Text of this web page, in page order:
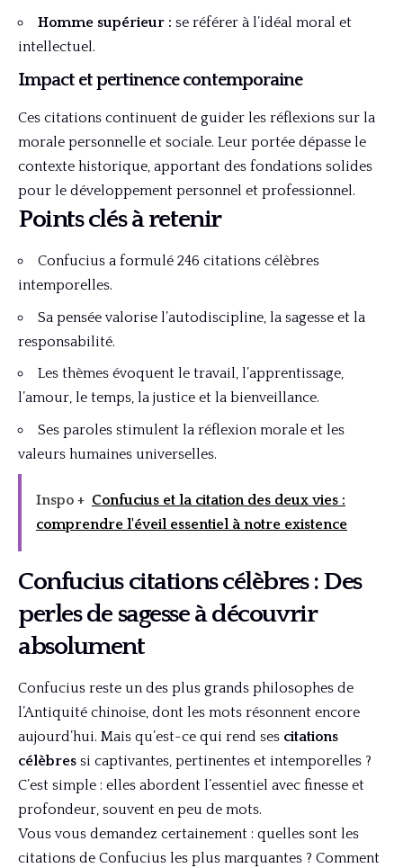
Homme supérieur : se référer à l’idéal moral et
intellectuel.
Impact et pertinence contemporaine
Ces citations continuent de guider les réflexions sur la
morale personnelle et sociale. Leur portée dépasse le
contexte historique, apportant des fondations solides
pour le développement personnel et professionnel.
Points clés à retenir
Confucius a formulé 246 citations célèbres
intemporelles.
Sa pensée valorise l’autodiscipline, la sagesse et la
responsabilité.
Les thèmes évoquent le travail, l’apprentissage,
l’amour, le temps, la justice et la bienveillance.
Ses paroles stimulent la réflexion morale et les
valeurs humaines universelles.
Inspo + Confucius et la citation des deux vies :
comprendre l'éveil essentiel à notre existence
Confucius citations célèbres : Des
perles de sagesse à découvrir
absolument
Confucius reste un des plus grands philosophes de
l’Antiquité chinoise, dont les mots résonnent encore
aujourd’hui. Mais qu’est-ce qui rend ses citations
célèbres si captivantes, pertinentes et intemporelles ?
C’est simple : elles abordent l’essentiel avec finesse et
profondeur, souvent en peu de mots.
Vous vous demandez certainement : quelles sont les
citations de Confucius les plus marquantes ? Comment